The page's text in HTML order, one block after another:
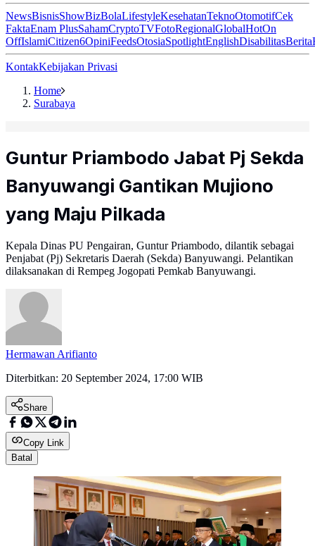
NewsBisnisShowBizBolaLifestyleKesehatanTeknoOtomotifCek
FaktaEnam PlusSahamCryptoTVFotoRegionalGlobalHotOn
OffIslamiCitizen6OpiniFeedsOtosiaSpotlightEnglishDisabilitasBerita
KontakKebijakan Privasi
Home
Surabaya
Guntur Priambodo Jabat Pj Sekda
Banyuwangi Gantikan Mujiono
yang Maju Pilkada
Kepala Dinas PU Pengairan, Guntur Priambodo, dilantik sebagai
Penjabat (Pj) Sekretaris Daerah (Sekda) Banyuwangi. Pelantikan
dilaksanakan di Rempeg Jogopati Pemkab Banyuwangi.
Hermawan Arifianto
Diterbitkan: 20 September 2024, 17:00 WIB
Share
Copy Link
Batal